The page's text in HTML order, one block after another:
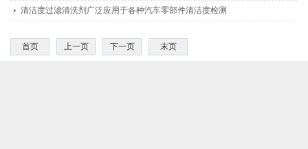
清洁度过滤清洗剂广泛应用于各种汽车零部件清洁度检测
首页 上一页 下一页 末页